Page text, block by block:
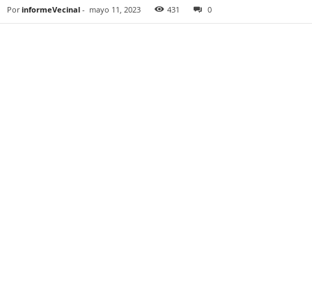
Por informeVecinal - mayo 11, 2023 431 0